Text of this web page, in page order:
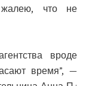
жалею, что не
вроде
время”, —